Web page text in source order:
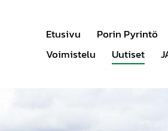
Etusivu Porin Pyrintö
Voimistelu
Uutiset